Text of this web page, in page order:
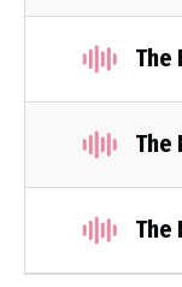
The
The
The